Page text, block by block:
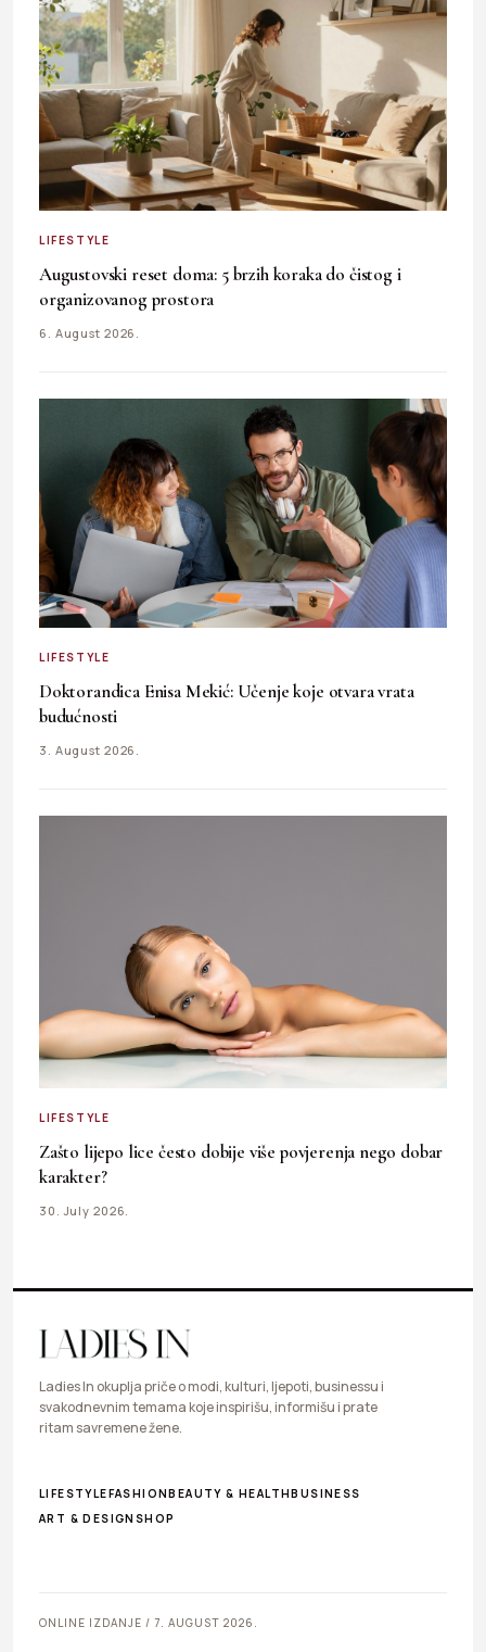
LIFESTYLE
Augustovski reset doma: 5 brzih koraka do čistog i
organizovanog prostora
6. August 2026.
LIFESTYLE
Doktorandica Enisa Mekić: Učenje koje otvara vrata
budućnosti
3. August 2026.
LIFESTYLE
Zašto lijepo lice često dobije više povjerenja nego dobar
karakter?
30. July 2026.
Ladies In okuplja priče o modi, kulturi, ljepoti, businessu i
svakodnevnim temama koje inspirišu, informišu i prate
ritam savremene žene.
LIFESTYLEFASHIONBEAUTY & HEALTHBUSINESS
ART & DESIGN SHOP
ONLINE IZDANJE / 7. AUGUST 2026.